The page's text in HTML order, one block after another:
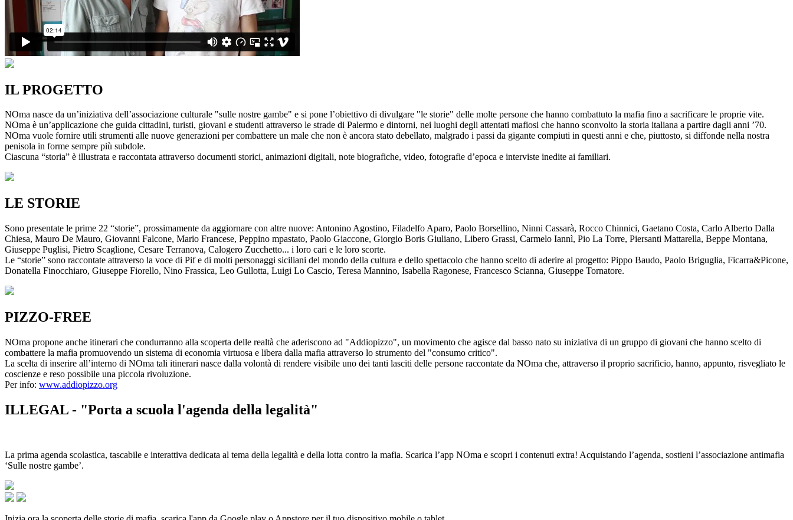
IL PROGETTO
NOma nasce da un’iniziativa dell’associazione culturale "sulle nostre gambe" e si pone l’obiettivo di divulgare "le storie" delle molte persone che hanno combattuto la mafia fino a sacrificare le proprie vite.
NOma è un’applicazione che guida cittadini, turisti, giovani e studenti attraverso le strade di Palermo e dintorni, nei luoghi degli attentati mafiosi che hanno sconvolto la storia italiana a partire dagli anni ’70.
NOma vuole fornire utili strumenti alle nuove generazioni per combattere un male che non è ancora stato debellato, malgrado i passi da gigante compiuti in questi anni e che, piuttosto, si diffonde nella nostra
penisola in forme sempre più subdole.
Ciascuna “storia” è illustrata e raccontata attraverso documenti storici, animazioni digitali, note biografiche, video, fotografie d’epoca e interviste inedite ai familiari.
LE STORIE
Sono presentate le prime 22 “storie”, prossimamente da aggiornare con altre nuove: Antonino Agostino, Filadelfo Aparo, Paolo Borsellino, Ninni Cassarà, Rocco Chinnici, Gaetano Costa, Carlo Alberto Dalla
Chiesa, Mauro De Mauro, Giovanni Falcone, Mario Francese, Peppino mpastato, Paolo Giaccone, Giorgio Boris Giuliano, Libero Grassi, Carmelo Iannì, Pio La Torre, Piersanti Mattarella, Beppe Montana,
Giuseppe Puglisi, Pietro Scaglione, Cesare Terranova, Calogero Zucchetto... i loro cari e le loro scorte.
Le “storie” sono raccontate attraverso la voce di Pif e di molti personaggi siciliani del mondo della cultura e dello spettacolo che hanno scelto di aderire al progetto: Pippo Baudo, Paolo Briguglia, Ficarra&Picone,
Donatella Finocchiaro, Giuseppe Fiorello, Nino Frassica, Leo Gullotta, Luigi Lo Cascio, Teresa Mannino, Isabella Ragonese, Francesco Scianna, Giuseppe Tornatore.
PIZZO-FREE
NOma propone anche itinerari che condurranno alla scoperta delle realtà che aderiscono ad "Addiopizzo", un movimento che agisce dal basso nato su iniziativa di un gruppo di giovani che hanno scelto di
combattere la mafia promuovendo un sistema di economia virtuosa e libera dalla mafia attraverso lo strumento del "consumo critico".
La scelta di inserire all’interno di NOma tali itinerari nasce dalla volontà di rendere visibile uno dei tanti lasciti delle persone raccontate da NOma che, attraverso il proprio sacrificio, hanno, appunto, risvegliato le
coscienze e reso possibile una piccola rivoluzione.
Per info: www.addiopizzo.org
ILLEGAL - "Porta a scuola l'agenda della legalità"
La prima agenda scolastica, tascabile e interattiva dedicata al tema della legalità e della lotta contro la mafia. Scarica l’app NOma e scopri i contenuti extra! Acquistando l’agenda, sostieni l’associazione antimafia
‘Sulle nostre gambe’.